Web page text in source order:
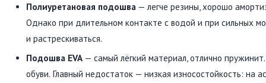
Полиуретановая подошва — легче резины, хорошо
Однако при длительном контакте с водой и при сильных
и растрескиваться.
Подошва EVA — самый лёгкий материал, отлично
обуви. Главный недостаток — низкая износостойкость: на